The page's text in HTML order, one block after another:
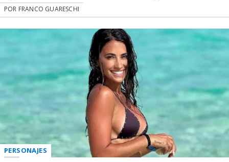
POR FRANCO GUARESCHI
PERSONAJES